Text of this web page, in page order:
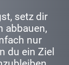
setz dir
abbauen,
nur
du ein Ziel